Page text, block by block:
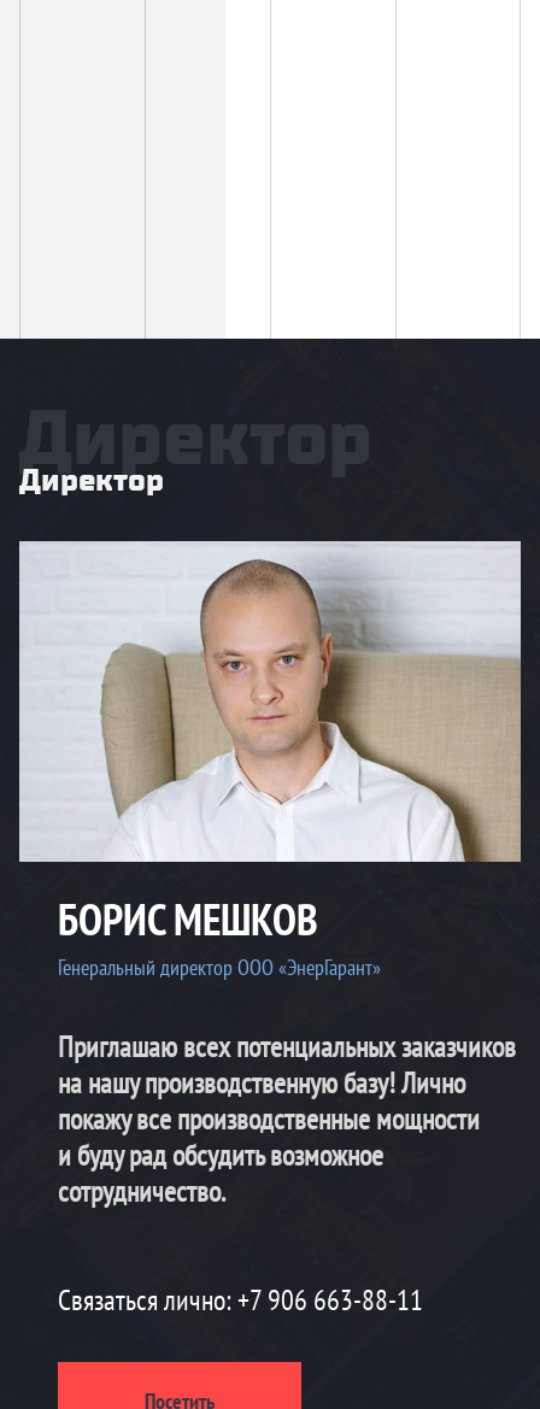
Директор
БОРИС МЕШКОВ
Генеральный директор ООО «ЭнерГарант»
Приглашаю всех потенциальных заказчиков
на нашу производственную базу! Лично
покажу все производственные мощности
и буду рад обсудить возможное
сотрудничество.
Связаться лично:+7 906 663-88-11
Посетить